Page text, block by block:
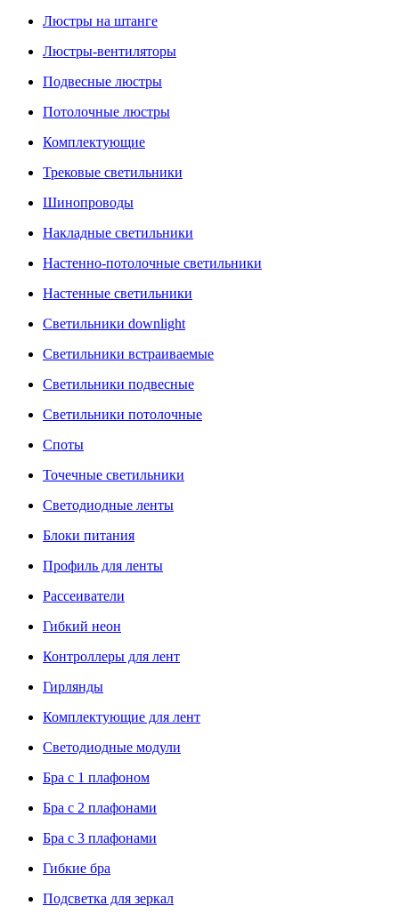
Люстры на штанге
Люстры-вентиляторы
Подвесные люстры
Потолочные люстры
Комплектующие
Трековые светильники
Шинопроводы
Накладные светильники
Настенно-потолочные светильники
Настенные светильники
Светильники downlight
Светильники встраиваемые
Светильники подвесные
Светильники потолочные
Споты
Точечные светильники
Светодиодные ленты
Блоки питания
Профиль для ленты
Рассеиватели
Гибкий неон
Контроллеры для лент
Гирлянды
Комплектующие для лент
Светодиодные модули
Бра с 1 плафоном
Бра с 2 плафонами
Бра с 3 плафонами
Гибкие бра
Подсветка для зеркал